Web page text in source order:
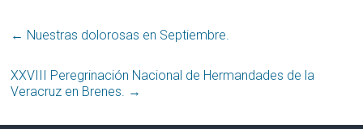
← Nuestras dolorosas en Septiembre.
XXVIII Peregrinación Nacional de Hermandades de la
Veracruz en Brenes‏. →